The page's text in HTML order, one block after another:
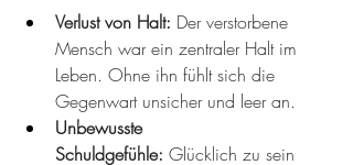
Verlust von Halt: Der verstorbene
Mensch war ein zentraler Halt im
Leben. Ohne ihn fühlt sich die
Gegenwart unsicher und leer an.
Unbewusste
Schuldgefühle: Glücklich zu sein